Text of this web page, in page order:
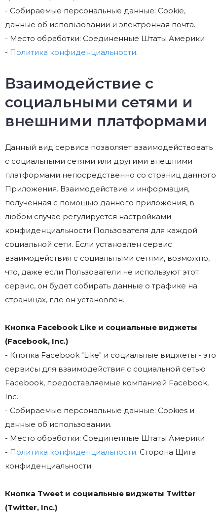
- Собираемые персональные данные: Cookie,
данные об использовании и электронная почта.
- Место обработки: Соединенные Штаты Америки
- Политика конфиденциальности.
Взаимодействие с
социальными сетями и
внешними платформами
Данный вид сервиса позволяет взаимодействовать
с социальными сетями или другими внешними
платформами непосредственно со страниц данного
Приложения. Взаимодействие и информация,
полученная с помощью данного приложения, в
любом случае регулируется настройками
конфиденциальности Пользователя для каждой
социальной сети. Если установлен сервис
взаимодействия с социальными сетями, возможно,
что, даже если Пользователи не используют этот
сервис, он будет собирать данные о трафике на
страницах, где он установлен.
Кнопка Facebook Like и социальные виджеты
(Facebook, Inc.)
- Кнопка Facebook "Like" и социальные виджеты - это
сервисы для взаимодействия с социальной сетью
Facebook, предоставляемые компанией Facebook,
Inc.
- Собираемые персональные данные: Cookies и
данные об использовании.
- Место обработки: Соединенные Штаты Америки
- Политика конфиденциальности. Сторона Щита
конфиденциальности.
Кнопка Tweet и социальные виджеты Twitter
(Twitter, Inc.)